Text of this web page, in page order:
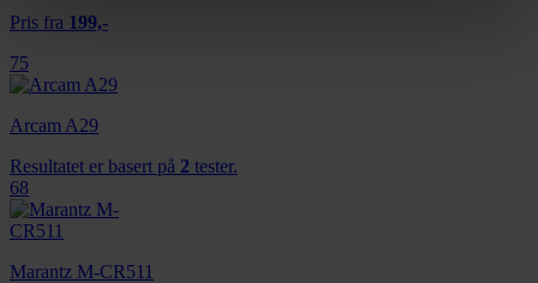
samtykke fra erklæringen om informasjonskapsler.
Vi bruker informasjonskapsler for å gi innhold og
annonser et personlig preg, for å levere sosiale
dessuten informasjon om hvordan du bruker nettstedet
vårt, med partnerne våre innen sosiale medier,
annonsering og analysearbeid, som kan kombinere den
med annen informasjon du har gjort tilgjengelig for dem,
Pris fra 199,-
75
Arcam A29
Resultatet er basert på 2 tester.
68
Marantz M-CR511